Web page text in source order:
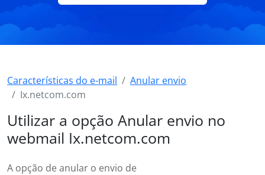
Características do e-mail
Anular envio
Ix.netcom.com
Utilizar a opção Anular envio no
webmail Ix.netcom.com
A opção de anular o envio de